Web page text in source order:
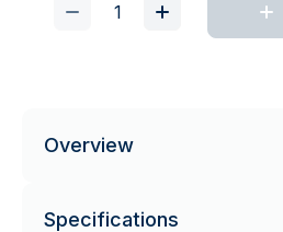
Overview
Specifications